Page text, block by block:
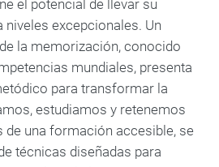
el potencial de llevar su
niveles excepcionales. Un
la memorización, conocido
mundiales, presenta
para transformar la
estudiamos y retenemos
de una formación accesible, se
técnicas diseñadas para